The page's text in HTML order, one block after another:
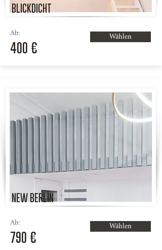
BLICKDICHT
Ab:
400 €
Wählen
NEW BERLIN
Ab:
790 €
Wählen